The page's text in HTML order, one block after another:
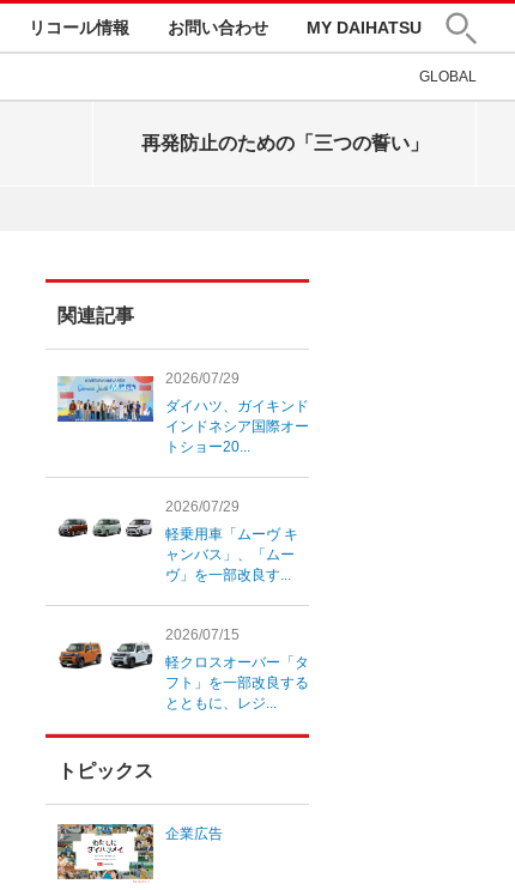
リコール情報 お問い合わせ MY DAIHATSU
GLOBAL
再発防止のための「三つの誓い」
関連記事
2026/07/29
ダイハツ、ガイキンド
インドネシア国際オー
トショー20...
2026/07/29
軽乗用車「ムーヴ キ
ャンバス」、「ムー
ヴ」を一部改良す...
2026/07/15
軽クロスオーバー「タ
フト」を一部改良する
とともに、レジ...
トピックス
企業広告